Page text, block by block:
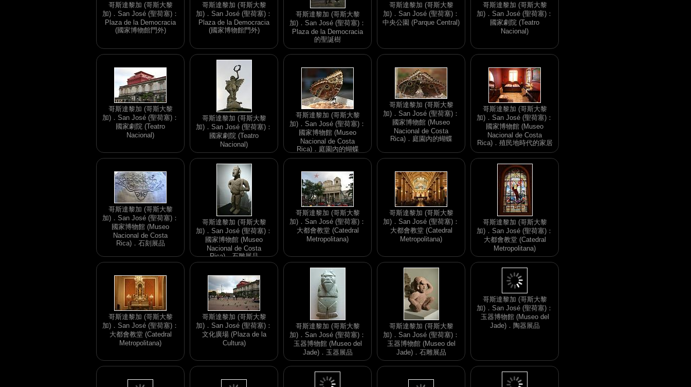
哥斯達黎加 (哥斯大黎
加)．San José (聖荷塞)：
Plaza de la Democracia
(國家博物館門外)
哥斯達黎加 (哥斯大黎
加)．San José (聖荷塞)：
Plaza de la Democracia
(國家博物館門外)
哥斯達黎加 (哥斯大黎
加)．San José (聖荷塞)：
Plaza de la Democracia
的聖誕樹
哥斯達黎加 (哥斯大黎
加)．San José (聖荷塞)：
中央公園 (Parque Central)
哥斯達黎加 (哥斯大黎
加)．San José (聖荷塞)：
國家劇院 (Teatro
Nacional)
哥斯達黎加 (哥斯大黎
加)．San José (聖荷塞)：
國家劇院 (Teatro
Nacional)
哥斯達黎加 (哥斯大黎
加)．San José (聖荷塞)：
國家劇院 (Teatro
Nacional)
哥斯達黎加 (哥斯大黎
加)．San José (聖荷塞)：
國家博物館 (Museo
Nacional de Costa
Rica)．庭園內的蝴蝶
哥斯達黎加 (哥斯大黎
加)．San José (聖荷塞)：
國家博物館 (Museo
Nacional de Costa
Rica)．庭園內的蝴蝶
哥斯達黎加 (哥斯大黎
加)．San José (聖荷塞)：
國家博物館 (Museo
Nacional de Costa
Rica)．殖民地時代的家居
哥斯達黎加 (哥斯大黎
加)．San José (聖荷塞)：
國家博物館 (Museo
Nacional de Costa
Rica)．石刻展品
哥斯達黎加 (哥斯大黎
加)．San José (聖荷塞)：
國家博物館 (Museo
Nacional de Costa
Rica)．石雕展品
哥斯達黎加 (哥斯大黎
加)．San José (聖荷塞)：
大都會教堂 (Catedral
Metropolitana)
哥斯達黎加 (哥斯大黎
加)．San José (聖荷塞)：
大都會教堂 (Catedral
Metropolitana)
哥斯達黎加 (哥斯大黎
加)．San José (聖荷塞)：
大都會教堂 (Catedral
Metropolitana)
哥斯達黎加 (哥斯大黎
加)．San José (聖荷塞)：
大都會教堂 (Catedral
Metropolitana)
哥斯達黎加 (哥斯大黎
加)．San José (聖荷塞)：
文化廣場 (Plaza de la
Cultura)
哥斯達黎加 (哥斯大黎
加)．San José (聖荷塞)：
玉器博物館 (Museo del
Jade)．玉器展品
哥斯達黎加 (哥斯大黎
加)．San José (聖荷塞)：
玉器博物館 (Museo del
Jade)．石雕展品
哥斯達黎加 (哥斯大黎